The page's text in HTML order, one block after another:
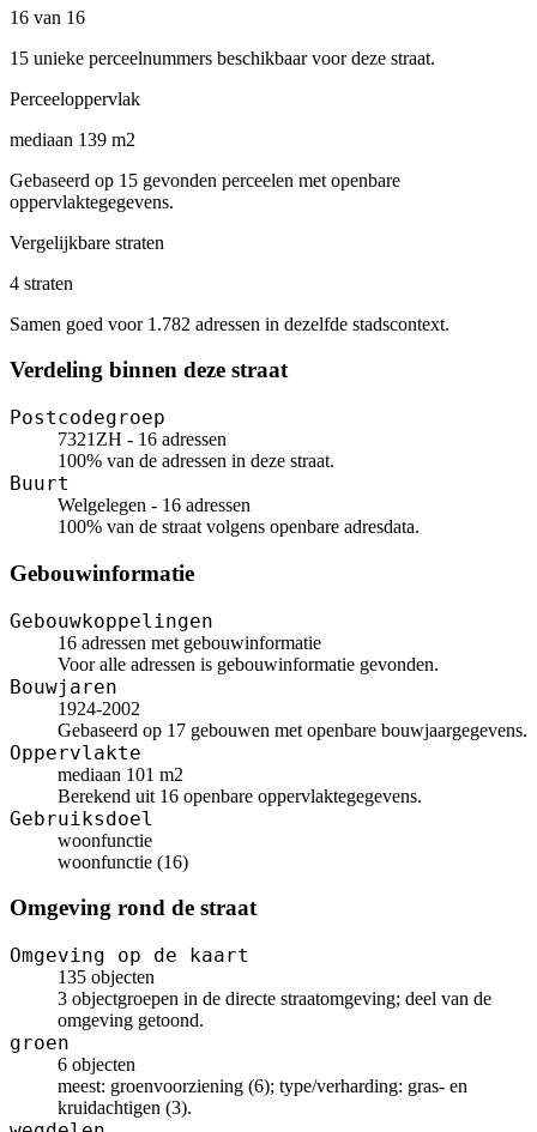
16 van 16
15 unieke perceelnummers beschikbaar voor deze straat.
Perceeloppervlak
mediaan 139 m2
Gebaseerd op 15 gevonden perceelen met openbare
oppervlaktegegevens.
Vergelijkbare straten
4 straten
Samen goed voor 1.782 adressen in dezelfde stadscontext.
Verdeling binnen deze straat
Postcodegroep
7321ZH - 16 adressen
100% van de adressen in deze straat.
Buurt
Welgelegen - 16 adressen
100% van de straat volgens openbare adresdata.
Gebouwinformatie
Gebouwkoppelingen
16 adressen met gebouwinformatie
Voor alle adressen is gebouwinformatie gevonden.
Bouwjaren
1924-2002
Gebaseerd op 17 gebouwen met openbare bouwjaargegevens.
Oppervlakte
mediaan 101 m2
Berekend uit 16 openbare oppervlaktegegevens.
Gebruiksdoel
woonfunctie
woonfunctie (16)
Omgeving rond de straat
Omgeving op de kaart
135 objecten
3 objectgroepen in de directe straatomgeving; deel van de
omgeving getoond.
groen
6 objecten
meest: groenvoorziening (6); type/verharding: gras- en
kruidachtigen (3).